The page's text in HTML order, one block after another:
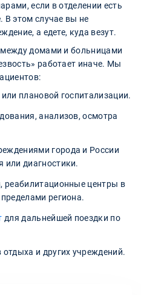
если в отделении есть
В этом случае вы не
а едете, куда везут.
домами и больницами
работает иначе. Мы
плановой госпитализации.
анализов, осмотра
города и России
или диагностики.
реабилитационные центры в
региона.
для дальнейшей поездки по
и других учреждений.